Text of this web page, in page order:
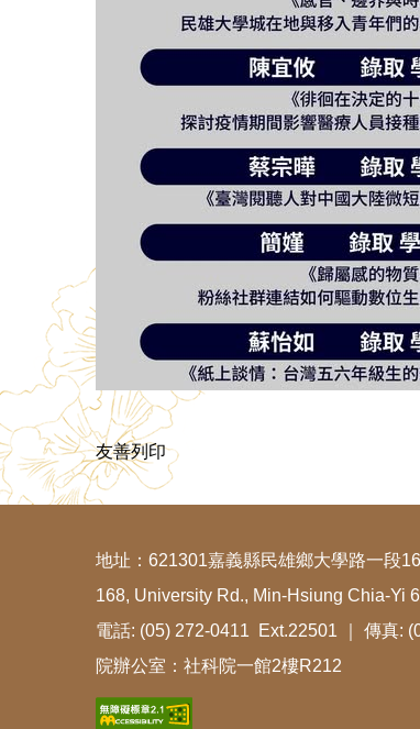
友善列印
地址：621301嘉義縣民雄鄉大學路一段
168, University Rd., Min-Hsiung Chia-Yi
電話: (05) 272-0411 Ext.22501 ｜ 傳真:
院辦公室：社科院一館2樓R212